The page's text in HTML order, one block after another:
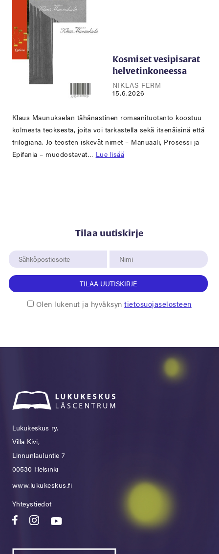
Kosmiset vesipisarat
helvetinkoneessa
NIKLAS FERM
15.6.2026
Klaus Maunukselan tähänastinen romaanituotanto koostuu
kolmesta teoksesta, joita voi tarkastella sekä itsenäisinä että
trilogiana. Jo teosten iskevät nimet – Manuaali, Prosessi ja
Epifania – muodostavat… Lue lisää
Tilaa uutiskirje
TILAA UUTISKIRJE
Olen lukenut ja hyväksyntietosuojaselosteen
Lukukeskus ry.
Villa Kivi,
Linnunlauluntie 7
00530 Helsinki
www.lukukeskus.fi
Yhteystiedot